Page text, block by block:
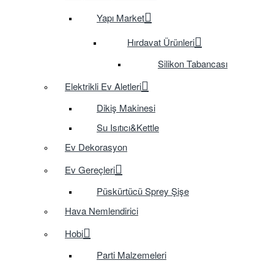
Yapı Market
Hırdavat Ürünleri
Silikon Tabancası
Elektrikli Ev Aletleri
Dikiş Makinesi
Su Isıtıcı&Kettle
Ev Dekorasyon
Ev Gereçleri
Püskürtücü Sprey Şişe
Hava Nemlendirici
Hobi
Parti Malzemeleri